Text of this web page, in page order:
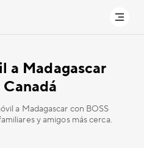
a Madagascar
a Madagascar con BOSS
y amigos más cerca.